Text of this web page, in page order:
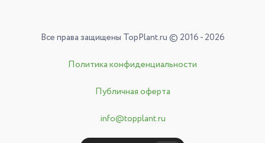
Все права защищены TopPlant.ru © 2016 - 2026
Политика конфиденциальности
Публичная оферта
info@topplant.ru